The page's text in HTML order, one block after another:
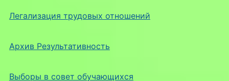
Легализация трудовых отношений
Архив Результативность
Выборы в совет обучающихся